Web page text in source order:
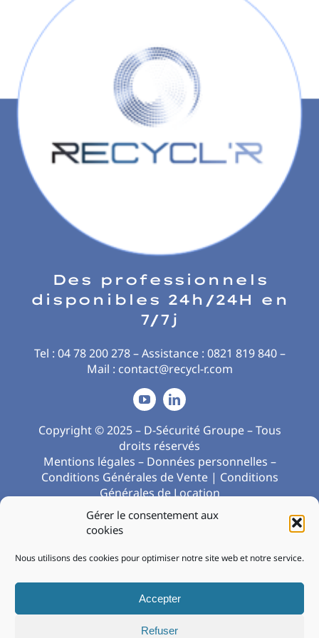
Gérer le consentement aux
cookies
Nous utilisons des cookies pour optimiser notre site web et notre service.
Accepter
Refuser
Des professionnels
disponibles 24h/24H en
7/7j
Tel : 04 78 200 278– Assistance : 0821 819 840–
Mail : contact@recycl-r.com
Copyright © 2025 – D-Sécurité Groupe– Tous
droits réservés
Mentions légales – Données personnelles –
Conditions Générales de Vente| Conditions
Générales de Location
Société du Groupe